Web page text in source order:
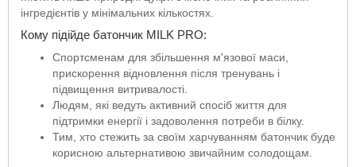
інгредієнтів у мінімальних кількостях.
Кому підійде батончик MILK PRO:
Спортсменам для збільшення м'язової маси,
прискорення відновлення після тренувань і
підвищення витривалості.
Людям, які ведуть активний спосіб життя для
підтримки енергії і задоволення потреби в білку.
Тим, хто стежить за своїм харчуванням батончик буде
корисною альтернативою звичайним солодощам.